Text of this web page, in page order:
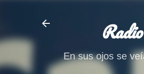
En sus ojos se